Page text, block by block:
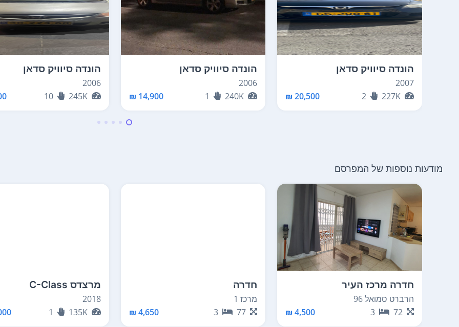
הונדה סיוויק סדאן
2007
227K
2
20,500 ₪
הונדה סיוויק סדאן
2006
240K
1
14,900 ₪
הונדה סיוויק סדאן
2006
245K
10
₪
מודעות נוספות של המפרסם
חדרה מרכז העיר
הרברט סמואל 96
72
3
4,500 ₪
חדרה
מרכז 1
77
3
4,650 ₪
מרצדס C-Class
2018
135K
1
₪